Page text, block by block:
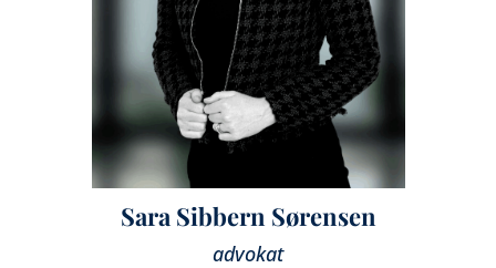
Sara Sibbern Sørensen
advokat